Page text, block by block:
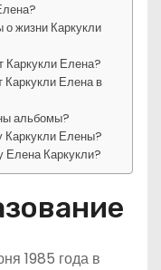
о жизни Каркукли
Каркукли Елена?
Каркукли Елена в
альбомы?
Каркукли Елены?
Елена Каркукли?
1985 года в